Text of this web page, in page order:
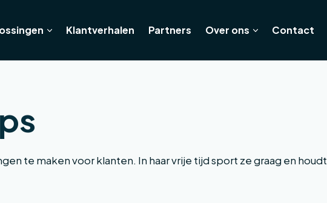
Klantverhalen Partners Over ons Contact
te maken voor klanten. In haar vrije tijd sport ze graag en houdt